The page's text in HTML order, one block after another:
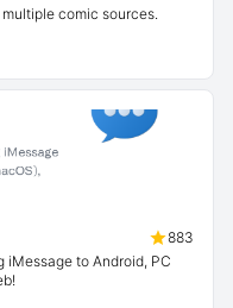
comic sources.
883
to Android, PC